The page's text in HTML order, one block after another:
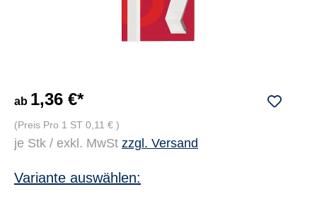
ab 1,36 €*
(Preis Pro 1 ST 0,11 € )
je Stk / exkl. MwSt zzgl. Versand
Variante auswählen: